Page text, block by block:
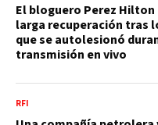
El bloguero Perez
larga recuperación tras
que se autolesionó
transmisión en vivo
RFI